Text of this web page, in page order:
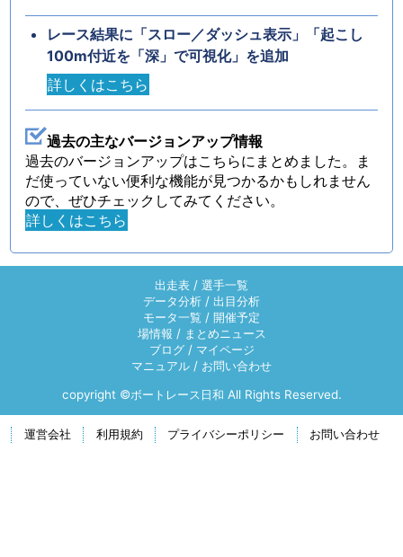
レース結果に「スロー／ダッシュ表示」「起こし
100m付近を「深」で可視化」を追加
詳しくはこちら
過去の主なバージョンアップ情報
過去のバージョンアップはこちらにまとめました。ま
だ使っていない便利な機能が見つかるかもしれません
ので、ぜひチェックしてみてください。
詳しくはこちら
出走表 / 選手一覧
データ分析 / 出目分析
モータ一覧 / 開催予定
場情報 / まとめニュース
ブログ/ マイページ
マニュアル / お問い合わせ
copyright ©ボートレース日和 All Rights Reserved.
運営会社 利用規約 プライバシーポリシー お問い合わせ